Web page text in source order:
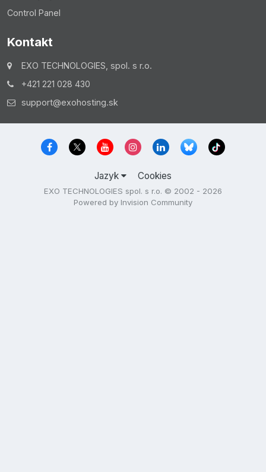
Control Panel
Kontakt
EXO TECHNOLOGIES, spol. s r.o.
+421 221 028 430
support@exohosting.sk
Jazyk Cookies
EXO TECHNOLOGIES spol. s r.o. © 2002 - 2026
Powered by Invision Community